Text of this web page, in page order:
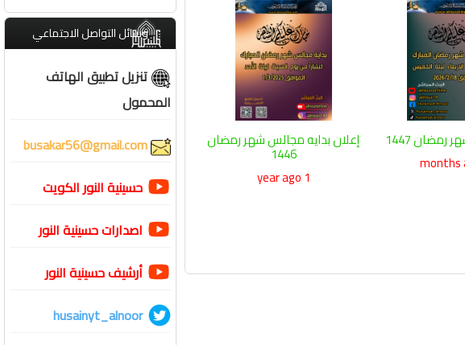
رمضان 1447
إعلان بدايه مجالس شهر رمضان
1446
1 year ago
وسائل التواصل الاجتماعي
تنزيل تطبيق الهاتف
المحمول
حسينية النور الكويت
اصدارات حسينية النور
أرشيف حسينية النور
husainyt_alnoor